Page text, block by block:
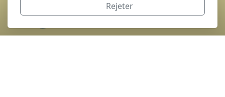
contact@swissaurea.com
Rejeter